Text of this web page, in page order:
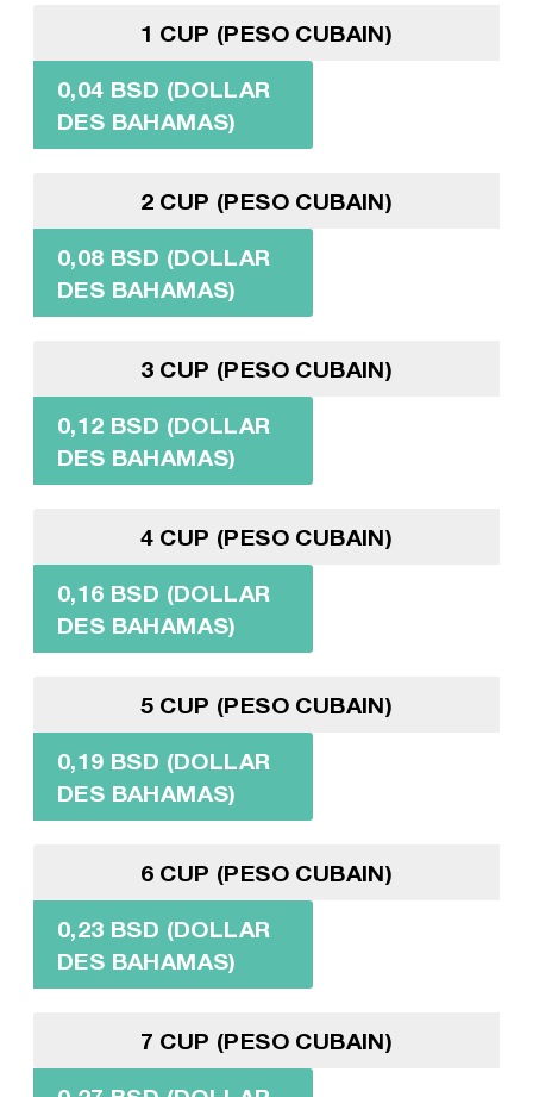
1 CUP (PESO CUBAIN)
0,04 BSD (DOLLAR
DES BAHAMAS)
2 CUP (PESO CUBAIN)
0,08 BSD (DOLLAR
DES BAHAMAS)
3 CUP (PESO CUBAIN)
0,12 BSD (DOLLAR
DES BAHAMAS)
4 CUP (PESO CUBAIN)
0,16 BSD (DOLLAR
DES BAHAMAS)
5 CUP (PESO CUBAIN)
0,19 BSD (DOLLAR
DES BAHAMAS)
6 CUP (PESO CUBAIN)
0,23 BSD (DOLLAR
DES BAHAMAS)
7 CUP (PESO CUBAIN)